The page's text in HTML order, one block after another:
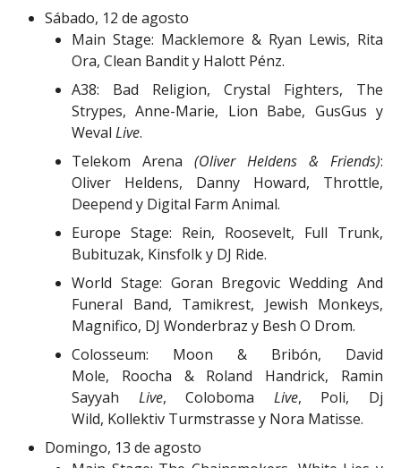
Sábado, 12 de agosto
Main Stage: Macklemore & Ryan Lewis, Rita
Ora, Clean Bandit y Halott Pénz.
A38: Bad Religion, Crystal Fighters, The
Strypes, Anne-Marie, Lion Babe, GusGus y
Weval Live.
Telekom Arena (Oliver Heldens & Friends):
Oliver Heldens, Danny Howard, Throttle,
Deepend y Digital Farm Animal.
Europe Stage: Rein, Roosevelt, Full Trunk,
Bubituzak, Kinsfolk y DJ Ride.
World Stage: Goran Bregovic Wedding And
Funeral Band, Tamikrest, Jewish Monkeys,
Magnifico, DJ Wonderbraz y Besh O Drom.
Colosseum: Moon & Bribón, David
Mole, Roocha & Roland Handrick, Ramin
Sayyah Live, Coloboma Live, Poli, Dj
Wild, Kollektiv Turmstrasse y Nora Matisse.
Domingo, 13 de agosto